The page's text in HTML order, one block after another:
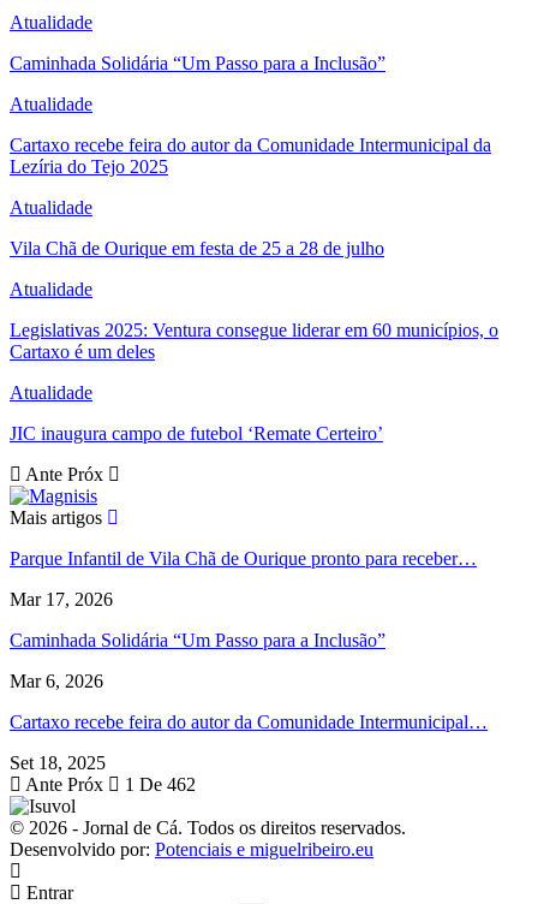
Atualidade
Caminhada Solidária “Um Passo para a Inclusão”
Atualidade
Cartaxo recebe feira do autor da Comunidade Intermunicipal da
Lezíria do Tejo 2025
Atualidade
Vila Chã de Ourique em festa de 25 a 28 de julho
Atualidade
Legislativas 2025: Ventura consegue liderar em 60 municípios, o
Cartaxo é um deles
Atualidade
JIC inaugura campo de futebol ‘Remate Certeiro’
Ante Próx
Mais artigos
Parque Infantil de Vila Chã de Ourique pronto para receber…
Mar 17, 2026
Caminhada Solidária “Um Passo para a Inclusão”
Mar 6, 2026
Cartaxo recebe feira do autor da Comunidade Intermunicipal…
Set 18, 2025
Ante Próx 1 De 462
© 2026 - Jornal de Cá. Todos os direitos reservados.
Desenvolvido por: Potenciais e miguelribeiro.eu
Entrar